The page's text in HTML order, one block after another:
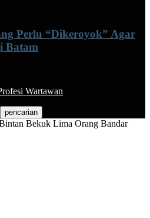
Perlu “Dikeroyok” Agar
Batam
Wartawan
Bekuk Lima Orang Bandar